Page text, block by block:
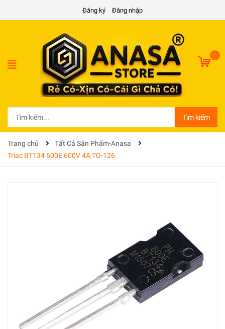
Đăng ký Đăng nhập
Tìm kiếm
Trang chủ
Tất Cả Sản Phẩm-Anasa
Triac BT134 600E 600V 4A TO-126